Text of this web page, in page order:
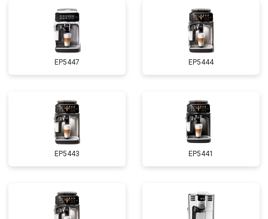
EP5447 EP5444
EP5443 EP5441